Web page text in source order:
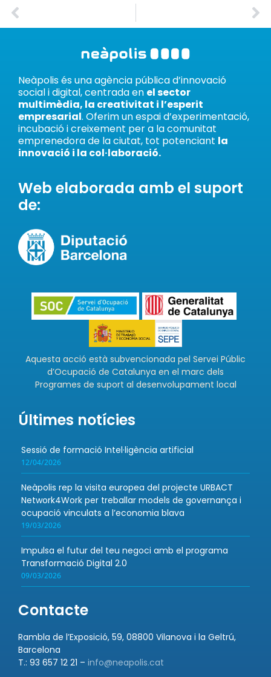
Neàpolis és una agència pública d’innovació
social i digital, centrada en el sector
multimèdia, la creativitat i l’esperit
empresarial. Oferim un espai d’experimentació,
incubació i creixement per a la comunitat
emprenedora de la ciutat, tot potenciant la
innovació i la col·laboració.
Web elaborada amb el suport
de:
Aquesta acció està subvencionada pel Servei Públic
d’Ocupació de Catalunya en el marc dels
Programes de suport al desenvolupament local
Últimes notícies
Sessió de formació Intel·ligència artificial
12/04/2026
Neàpolis rep la visita europea del projecte URBACT
Network4Work per treballar models de governança i
ocupació vinculats a l’economia blava
19/03/2026
Impulsa el futur del teu negoci amb el programa
Transformació Digital 2.0
09/03/2026
Contacte
Rambla de l’Exposició, 59, 08800 Vilanova i la Geltrú,
Barcelona
T.: 93 657 12 21 – info@neapolis.cat